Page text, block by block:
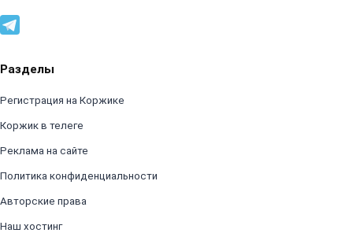
Разделы
Регистрация на Коржике
Коржик в телеге
Реклама на сайте
Политика конфиденциальности
Авторские права
Наш хостинг